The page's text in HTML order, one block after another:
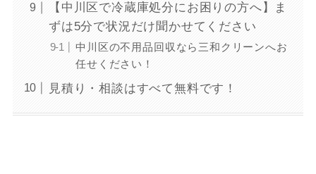
【中川区で冷蔵庫処分にお困りの方へ】ま
ずは5分で状況だけ聞かせてください
中川区の不用品回収なら三和クリーンへお
任せください！
見積り・相談はすべて無料です！